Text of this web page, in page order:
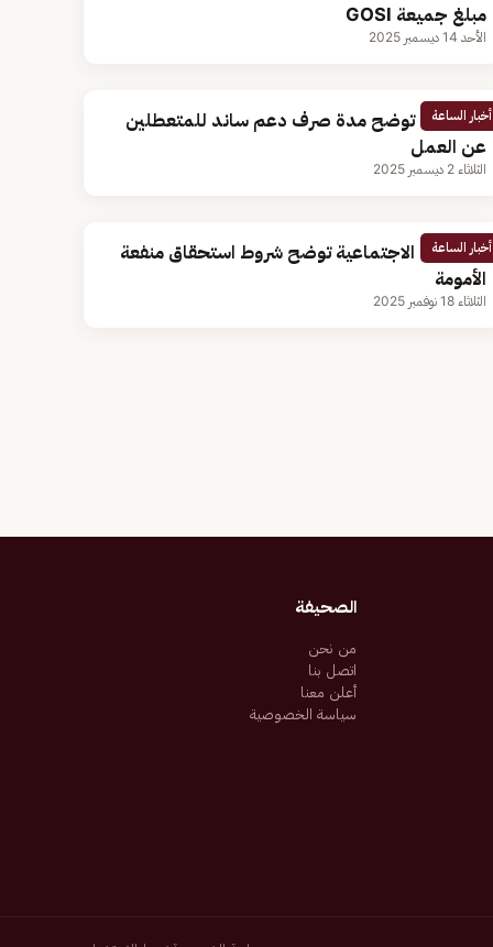
مبلغ جميعة GOSI
الأحد 14 ديسمبر 2025
أخبار الساعة
التأمينات توضح مدة صرف دعم ساند للمتعطلين
عن العمل
الثلاثاء 2 ديسمبر 2025
أخبار الساعة
التأمينات الاجتماعية توضح شروط استحقاق منفعة
الأمومة
الثلاثاء 18 نوفمبر 2025
الصحيفة
من نحن
اتصل بنا
أعلن معنا
سياسة الخصوصية